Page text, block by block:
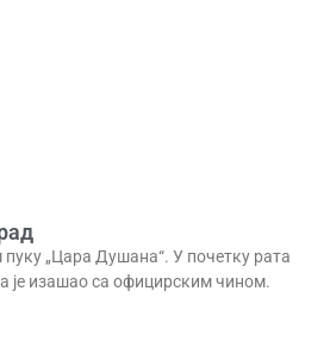
„Цара Душана“. У почетку рата
је изашао са официрским чином.